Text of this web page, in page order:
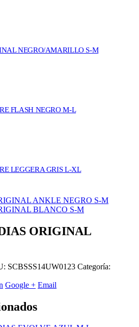
NEGRO/AMARILLO S-M
FLASH NEGRO M-L
LEGGERA GRIS L-XL
ANKLE NEGRO S-M
BLANCO S-M
ORIGINAL
SCBSSS14UW0123 Categoría:
Google + Email